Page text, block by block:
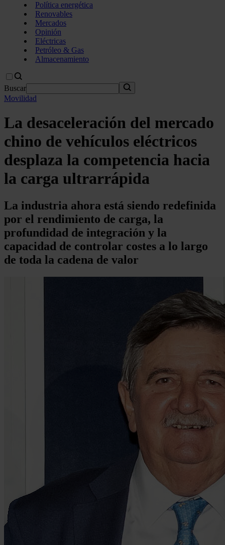
Política energética
Renovables
Mercados
Opinión
Eléctricas
Petróleo & Gas
Almacenamiento
Buscar
Movilidad
La desaceleración del mercado
chino de vehículos eléctricos
desplaza la competencia hacia
la carga ultrarrápida
La industria ahora está siendo redefinida
por el rendimiento de carga, la
profundidad de integración y la
capacidad de controlar costes a lo largo
de toda la cadena de valor